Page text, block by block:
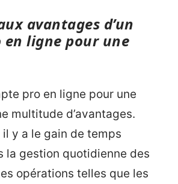
avantages d’un
en ligne pour une
pro en ligne pour une
multitude d’avantages.
y a le gain de temps
la gestion quotidienne des
opérations telles que les